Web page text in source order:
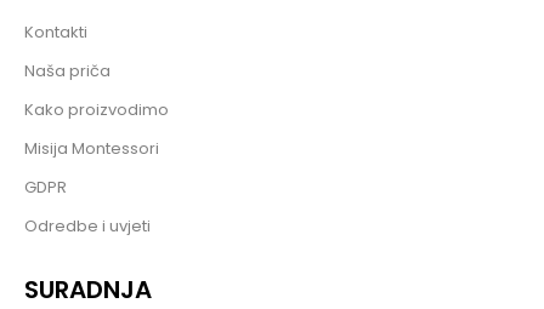
Kontakti
Naša priča
Kako proizvodimo
Misija Montessori
GDPR
Odredbe i uvjeti
SURADNJA